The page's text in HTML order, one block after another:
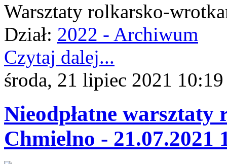
Warsztaty rolkarsko-
Dział: 2022 - Archiwum
Czytaj dalej...
środa, 21 lipiec 2021 10:19
Nieodpłatne
Chmielno - 21.07.2021